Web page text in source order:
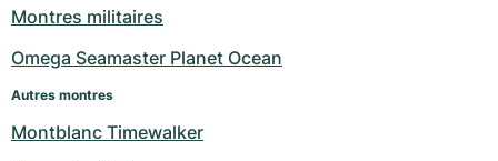
Milgauss
Yacht-Master
Montres pour femmes
Ronde
Crash
Professional
Transocean
Formula 1
Montres d'occasion
Portofino
Da Vinci
Spirit of Big Bang
Montres d'occasion
Montres militaires
Omega Seamaster Planet Ocean
Autres montres
Montblanc Timewalker